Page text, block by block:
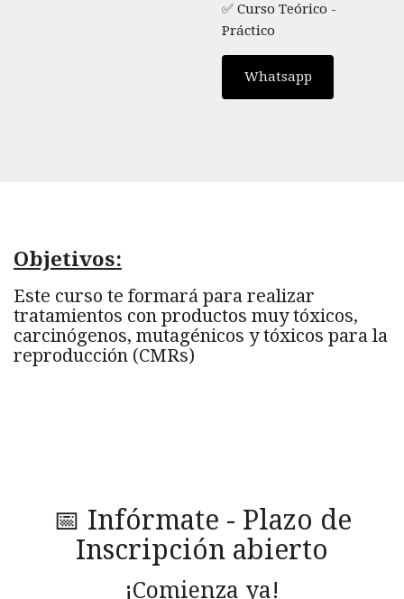
✅ Curso Teórico -
Práctico
Whatsapp
Objetivos:
Este curso te formará para realizar
tratamientos con productos muy tóxicos,
carcinógenos, mutagénicos y tóxicos para la
reproducción (CMRs)
📅 Infórmate - Plazo de
Inscripción abierto
¡Comienza ya!